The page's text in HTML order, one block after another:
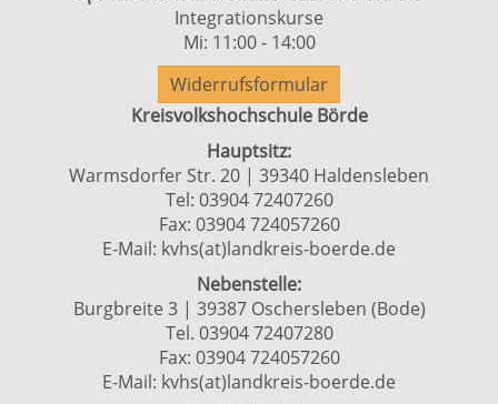
Integrationskurse
Mi: 11:00 - 14:00
Widerrufsformular
Kreisvolkshochschule Börde
Hauptsitz:
Warmsdorfer Str. 20 | 39340 Haldensleben
Tel: 03904 72407260
Fax: 03904 724057260
E-Mail: kvhs(at)landkreis-boerde.de
Nebenstelle:
Burgbreite 3 | 39387 Oschersleben (Bode)
Tel. 03904 72407280
Fax: 03904 724057260
E-Mail: kvhs(at)landkreis-boerde.de